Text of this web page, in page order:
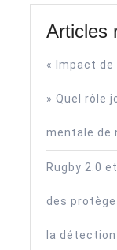
Articles
« Impact
» Quel rôle
mentale de
Rugby 2.0
des
la